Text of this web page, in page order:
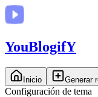
YouBlogifY
Inicio Generar
Configuración de tema